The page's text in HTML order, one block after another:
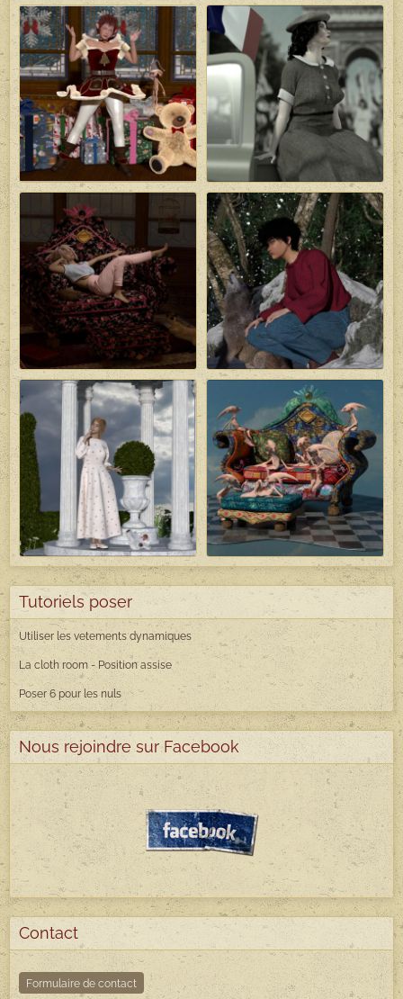
Tutoriels poser
Utiliser les vetements dynamiques
La cloth room - Position assise
Poser 6 pour les nuls
Nous rejoindre sur Facebook
Contact
Formulaire de contact